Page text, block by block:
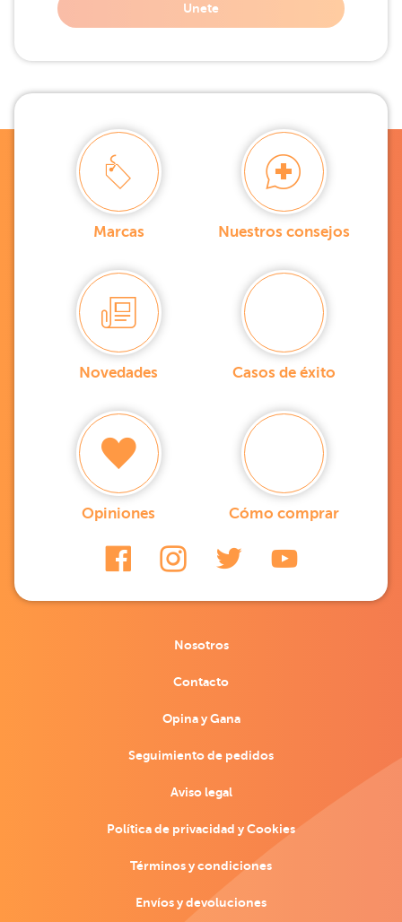
Unete
Marcas Nuestros consejos
Novedades Casos de éxito
Opiniones Cómo comprar
Nosotros
Contacto
Opina y Gana
Seguimiento de pedidos
Aviso legal
Política de privacidad y Cookies
Términos y condiciones
Envíos y devoluciones